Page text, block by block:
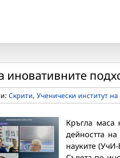
иновативните
Скрити, Ученически институт
Кръгла маса
дейността
науките